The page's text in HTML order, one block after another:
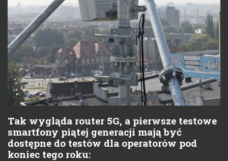
Tak wygląda router 5G, a pierwsze testowe
smartfony piątej generacji mają być
dostępne do testów dla operatorów pod
koniec tego roku: